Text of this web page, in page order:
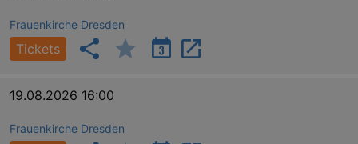
Frauenkirche Dresden
Tickets
19.08.2026 16:00
Frauenkirche Dresden